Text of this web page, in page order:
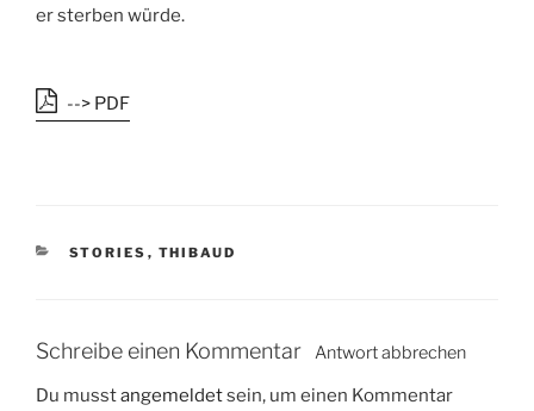
er sterben würde.
--> PDF
K
O
I
STORIES , THIBAUD
Schreibe einen Kommentar Antwort abbrechen
Du musstangemeldetsein, um einen Kommentar